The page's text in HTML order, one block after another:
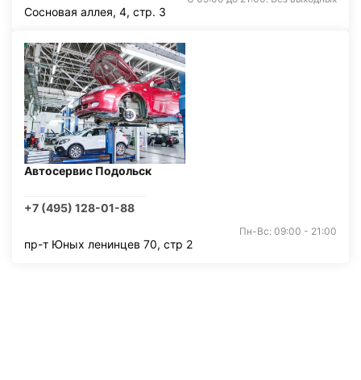
Сосновая аллея, 4, стр. 3
Автосервис Подольск
+7 (495) 128-01-88
Пн-Вс: 09:00 - 21:00
пр-т Юных ленинцев 70, стр 2